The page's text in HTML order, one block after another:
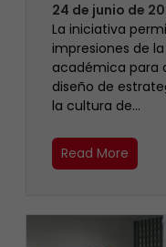
24 de junio de
La iniciativa
impresiones de
académica para
diseño de
la cultura de…
Read More